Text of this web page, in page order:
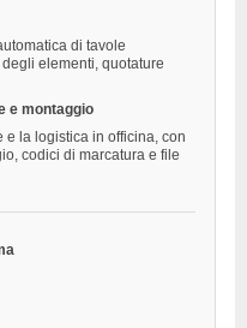
di tavole
elementi, quotature
e montaggio
la logistica in officina, con
codici di marcatura e file